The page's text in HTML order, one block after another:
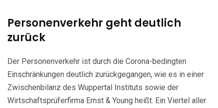
Personenverkehr geht deutlich
zurück
Der Personenverkehr ist durch die Corona-bedingten
Einschränkungen deutlich zurückgegangen, wie es in einer
Zwischenbilanz des Wuppertal Instituts sowie der
Wirtschaftsprüferfirma Ernst & Young heißt. Ein Viertel aller